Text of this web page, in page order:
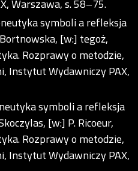
symboli a refleksja
[w:] tegoż,
Rozprawy o metodzie,
Instytut Wydawniczy PAX,
symboli a refleksja
[w:] P. Ricoeur,
Rozprawy o metodzie,
Instytut Wydawniczy PAX,